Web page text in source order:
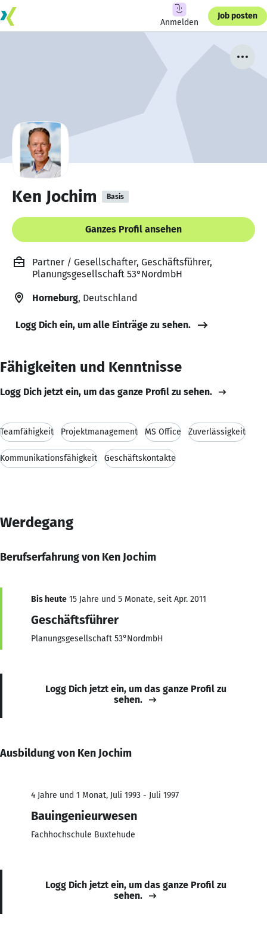
Anmelden
Job posten
Ken Jochim Basis
Ganzes Profil ansehen
Partner / Gesellschafter, Geschäftsführer,
Planungsgesellschaft 53°NordmbH
Horneburg, Deutschland
Logg Dich ein, um alle Einträge zu sehen.
Fähigkeiten und Kenntnisse
Logg Dich jetzt ein, um das ganze Profil zu sehen.
Teamfähigkeit Projektmanagement MS Office Zuverlässigkeit
Kommunikationsfähigkeit Geschäftskontakte
Werdegang
Berufserfahrung von Ken Jochim
Bis heute 15 Jahre und 5 Monate, seit Apr. 2011
Geschäftsführer
Planungsgesellschaft 53°NordmbH
Logg Dich jetzt ein, um das ganze Profil zu
sehen.
Ausbildung von Ken Jochim
4 Jahre und 1 Monat, Juli 1993 - Juli 1997
Bauingenieurwesen
Fachhochschule Buxtehude
Logg Dich jetzt ein, um das ganze Profil zu
sehen.